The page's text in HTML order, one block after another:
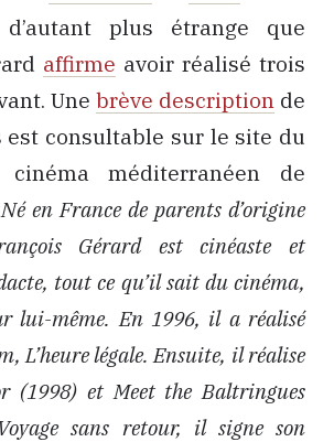
plus étrange que
affirme avoir réalisé trois
Une brève description de
est consultable sur le site du
méditerranéen de
Né en France de parents d’origine
Gérard est cinéaste et
tout ce qu’il sait du cinéma,
lui-même. En 1996, il a réalisé
L’heure légale. Ensuite, il réalise
(1998) et Meet the Baltringues
sans retour, il signe son